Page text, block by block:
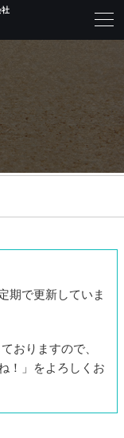
社
期で更新していま
おりますので、
！」をよろしくお